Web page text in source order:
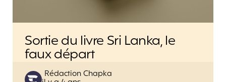
Sortie du livre Sri Lanka, le
faux départ
Posted
Rédaction Chapka